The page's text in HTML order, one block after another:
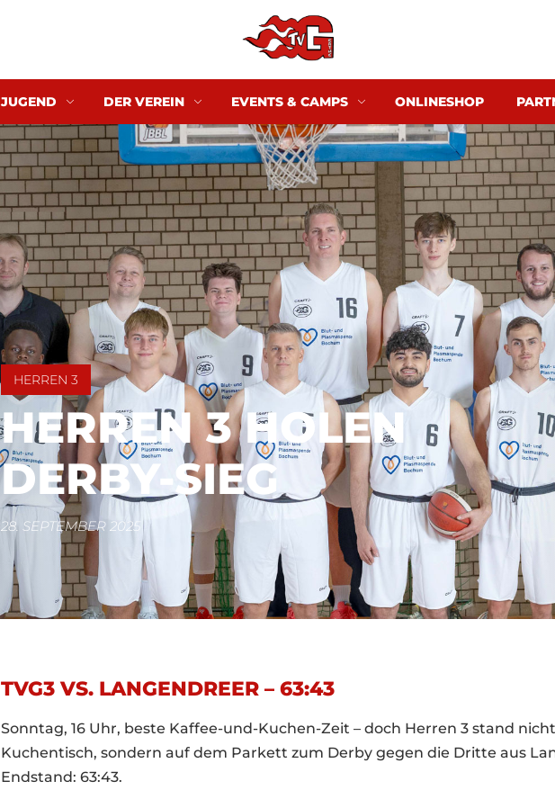
JUGEND DER VEREIN EVENTS & CAMPS ONLINESHOP
HERREN 3
HERREN 3 HOLEN
DERBY-SIEG
28. SEPTEMBER 2025
TVG3 VS. LANGENDREER – 63:43
Sonntag, 16 Uhr, beste Kaffee-und-Kuchen-Zeit – doch Herren 3 stand
Kuchentisch, sondern auf dem Parkett zum Derby gegen die Dritte aus
Endstand: 63:43.